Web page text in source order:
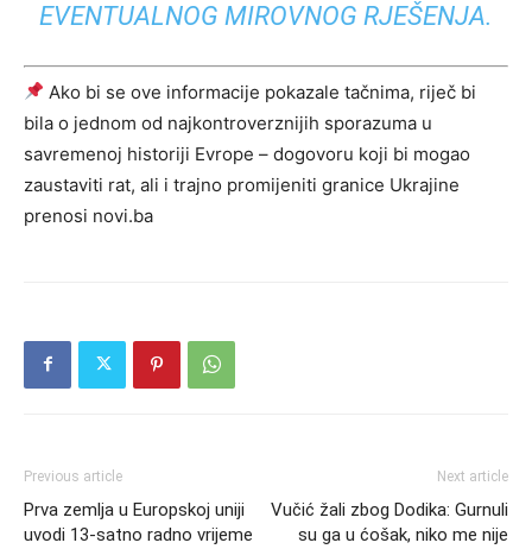
EVENTUALNOG MIROVNOG RJEŠENJA.
Ako bi se ove informacije pokazale tačnima, riječ bi
bila o jednom od najkontroverznijih sporazuma u
savremenoj historiji Evrope – dogovoru koji bi mogao
zaustaviti rat, ali i trajno promijeniti granice Ukrajine
prenosi novi.ba
Previous article
Prva zemlja u Europskoj uniji
uvodi 13-satno radno vrijeme
Next article
Vučić žali zbog Dodika: Gurnuli
su ga u ćošak, niko me nije